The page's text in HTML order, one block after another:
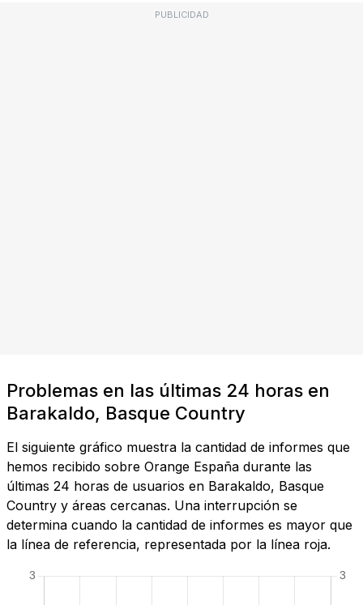
PUBLICIDAD
Problemas en las últimas 24 horas en
Barakaldo, Basque Country
El siguiente gráfico muestra la cantidad de informes que
hemos recibido sobre Orange España durante las
últimas 24 horas de usuarios en Barakaldo, Basque
Country y áreas cercanas. Una interrupción se
determina cuando la cantidad de informes es mayor que
la línea de referencia, representada por la línea roja.